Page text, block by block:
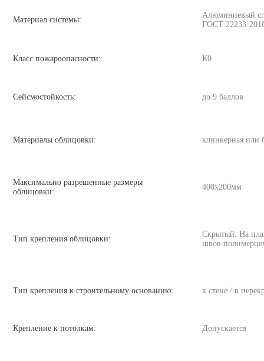
Материал системы:
Алюминиевый
ГОСТ 22233-
Класс пожароопасности: К0
Сейсмостойкость: до 9 баллов
Материалы облицовки: клинкерная или
Максимально разрешенные размеры
облицовки:
400х200мм
Тип крепления облицовки:
Скрытый. На
швов
Тип крепления к строительному основанию: к стене / в
Крепление к потолкам: Допускается